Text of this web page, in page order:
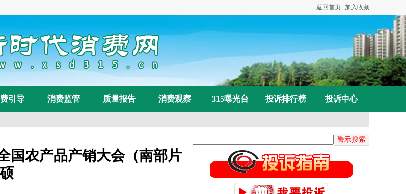
返回首页 加入收藏
引导 消费监管 质量报告 消费观察 315曝光台 投诉排行榜 投诉中心
国农产品产销大会（南部片